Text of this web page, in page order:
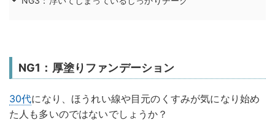
NG1：厚塗りファンデーション
30代になり、ほうれい線や目元のくすみが気になり始め
た人も多いのではないでしょうか？